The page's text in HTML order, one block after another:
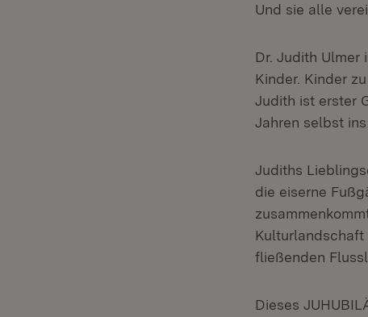
Und sie alle
Dr. Judith Ulmer
Kinder. Kinder
Judith ist erster
Jahren selbst
Judiths
die eiserne
Kulturlandschaft
fließenden
Dieses